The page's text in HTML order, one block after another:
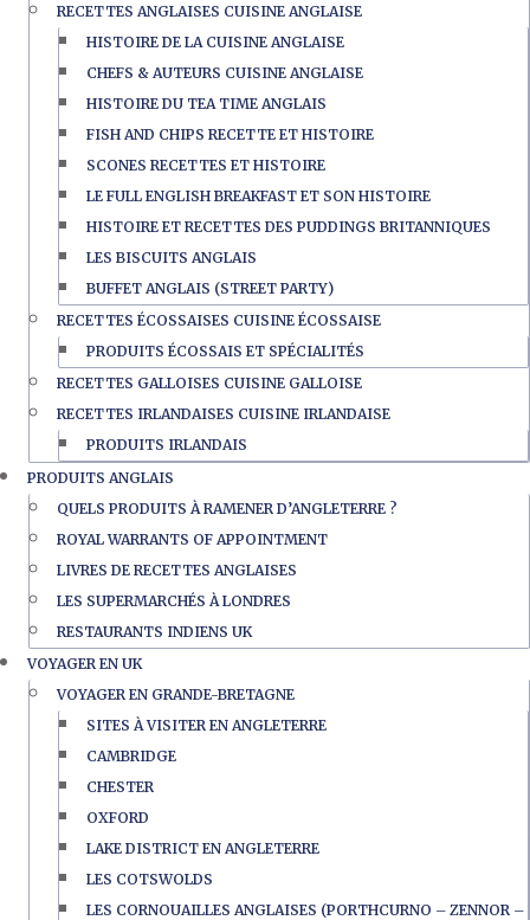
RECETTES ANGLAISES CUISINE ANGLAISE
HISTOIRE DE LA CUISINE ANGLAISE
CHEFS & AUTEURS CUISINE ANGLAISE
HISTOIRE DU TEA TIME ANGLAIS
FISH AND CHIPS RECETTE ET HISTOIRE
SCONES RECETTES ET HISTOIRE
LE FULL ENGLISH BREAKFAST ET SON HISTOIRE
HISTOIRE ET RECETTES DES PUDDINGS BRITANNIQUES
LES BISCUITS ANGLAIS
BUFFET ANGLAIS (STREET PARTY)
RECETTES ÉCOSSAISES CUISINE ÉCOSSAISE
PRODUITS ÉCOSSAIS ET SPÉCIALITÉS
RECETTES GALLOISES CUISINE GALLOISE
RECETTES IRLANDAISES CUISINE IRLANDAISE
PRODUITS IRLANDAIS
PRODUITS ANGLAIS
QUELS PRODUITS À RAMENER D’ANGLETERRE ?
ROYAL WARRANTS OF APPOINTMENT
LIVRES DE RECETTES ANGLAISES
LES SUPERMARCHÉS À LONDRES
RESTAURANTS INDIENS UK
VOYAGER EN UK
VOYAGER EN GRANDE-BRETAGNE
SITES À VISITER EN ANGLETERRE
CAMBRIDGE
CHESTER
OXFORD
LAKE DISTRICT EN ANGLETERRE
LES COTSWOLDS
LES CORNOUAILLES ANGLAISES (PORTHCURNO – ZENNOR –